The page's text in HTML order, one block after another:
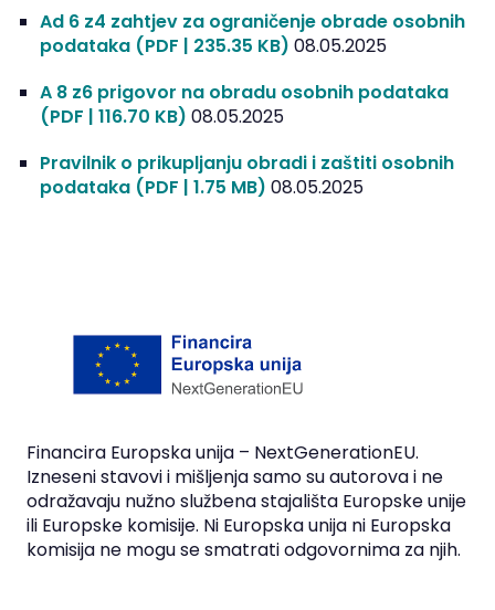
Ad 6 z4 zahtjev za ograničenje obrade osobnih
podataka (PDF | 235.35 KB)08.05.2025
A 8 z6 prigovor na obradu osobnih podataka
(PDF | 116.70 KB)08.05.2025
Pravilnik o prikupljanju obradi i zaštiti osobnih
podataka (PDF | 1.75 MB)08.05.2025
Financira Europska unija – NextGenerationEU.
Izneseni stavovi i mišljenja samo su autorova i ne
odražavaju nužno službena stajališta Europske unije
ili Europske komisije. Ni Europska unija ni Europska
komisija ne mogu se smatrati odgovornima za njih.